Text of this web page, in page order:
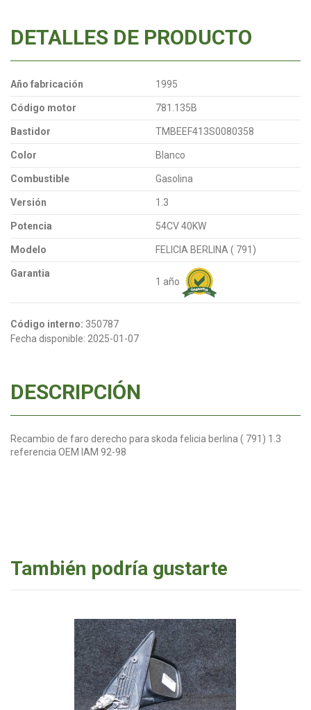
DETALLES DE PRODUCTO
Año fabricación 1995
Código motor 781.135B
Bastidor TMBEEF413S0080358
Color Blanco
Combustible Gasolina
Versión 1.3
Potencia 54CV 40KW
Modelo FELICIA BERLINA ( 791)
Garantia
1 año
Código interno: 350787
Fecha disponible: 2025-01-07
DESCRIPCIÓN
Recambio de faro derecho para skoda felicia berlina ( 791) 1.3
referencia OEM IAM 92-98
También podría gustarte